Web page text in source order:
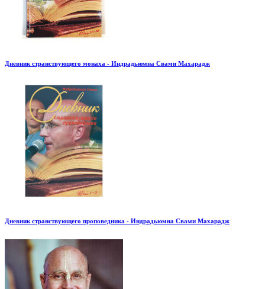
Дневник странствующего монаха - Индрадьюмна Свами Махарадж
Дневник странствующего проповедника - Индрадьюмна Свами Махарадж